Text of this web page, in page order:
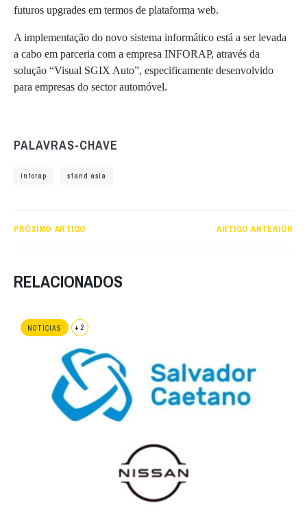
futuros upgrades em termos de plataforma web.
A implementação do novo sistema informático está a ser levada
a cabo em parceria com a empresa INFORAP, através da
solução “Visual SGIX Auto”, especificamente desenvolvido
para empresas do sector automóvel.
PALAVRAS-CHAVE
inforap stand asla
PRÓXIMO ARTIGO ARTIGO ANTERIOR
RELACIONADOS
NOTÍCIAS + 2